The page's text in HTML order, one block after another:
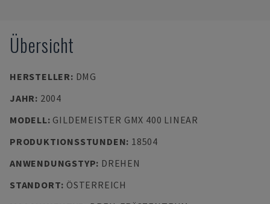
Übersicht
HERSTELLER: DMG
JAHR: 2004
MODELL: GILDEMEISTER GMX 400 LINEAR
PRODUKTIONSSTUNDEN: 18504
ANWENDUNGSTYP: DREHEN
STANDORT: ÖSTERREICH